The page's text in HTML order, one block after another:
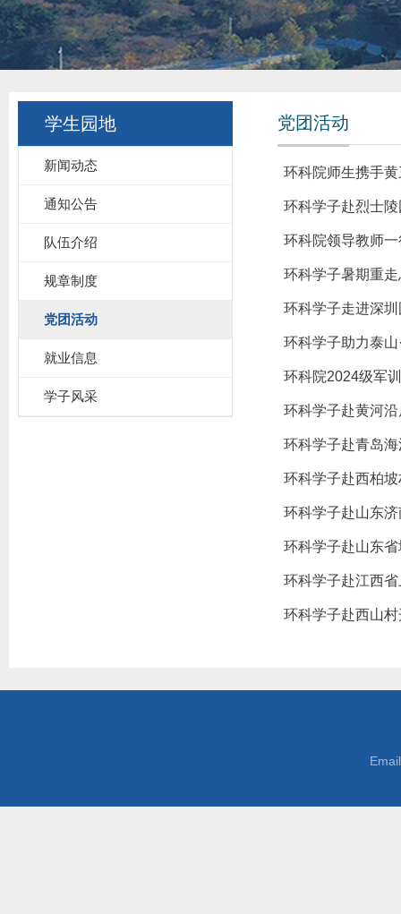
学生园地
新闻动态
通知公告
队伍介绍
规章制度
党团活动
就业信息
学子风采
党团活动
环科院师生携手
环科学子赴烈士
环科院领导教师
环科学子暑期重
环科学子走进深
环科学子助力泰
环科院2024级军
环科学子赴黄河
环科学子赴青岛
环科学子赴西柏
环科学子赴山东
环科学子赴山东
环科学子赴江西
环科学子赴西山